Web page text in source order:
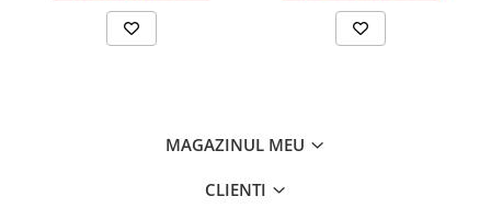
MAGAZINUL MEU
CLIENTI